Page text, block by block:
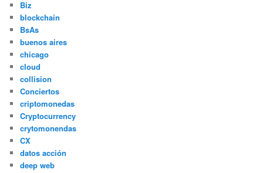
Biz
blockchain
BsAs
buenos aires
chicago
cloud
collision
Conciertos
criptomonedas
Cryptocurrency
crytomonendas
CX
datos acción
deep web